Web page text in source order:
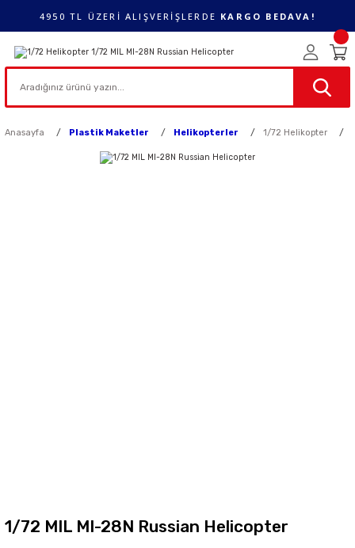
4950 TL ÜZERİ ALIŞVERİŞLERDE KARGO BEDAVA!
Anasayfa Plastik Maketler Helikopterler 1/72 Helikopter
1/72 MIL MI-28N Russian Helicopter